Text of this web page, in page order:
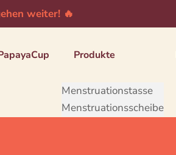
weiter! 🔥
Produkte
Menstruationstasse
Menstruationsscheibe